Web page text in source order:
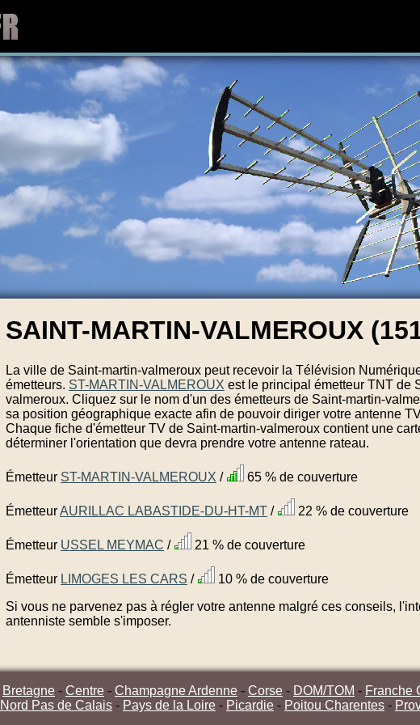
SAINT-MARTIN-VALMEROUX
La ville de Saint-martin-valmeroux peut recevoir la Télévision
émetteurs. ST-MARTIN-VALMEROUX est le principal émetteur TNT de
valmeroux. Cliquez sur le nom d'un des émetteurs de Saint-martin-
sa position géographique exacte afin de pouvoir diriger votre antenne
Chaque fiche d'émetteur TV de Saint-martin-valmeroux contient une
déterminer l'orientation que devra prendre votre antenne rateau.
Émetteur ST-MARTIN-VALMEROUX / 65 % de couverture
ÉmetteurAURILLAC LABASTIDE-DU-HT-MT / 22 % de couverture
Émetteur USSEL MEYMAC / 21 % de couverture
Émetteur LIMOGES LES CARS /
10 % de couverture
Si vous ne parvenez pas à régler votre antenne malgré ces conseils,
antenniste semble s'imposer.
Bretagne - Centre - Champagne Ardenne - Corse - DOM/TOM - Franche
Nord Pas de Calais - Pays de la Loire - Picardie - Poitou Charentes -